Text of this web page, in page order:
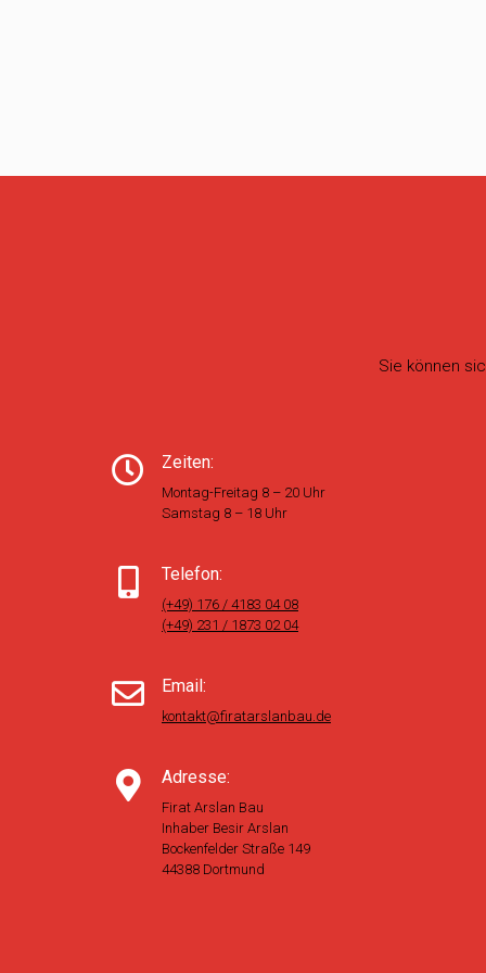
Sie können
Zeiten:
Montag-Freitag 8 – 20 Uhr
Samstag 8 – 18 Uhr
Telefon:
(+49) 176 / 4183 04 08
(+49) 231 / 1873 02 04
Email:
kontakt@firatarslanbau.de
Adresse:
Firat Arslan Bau
Inhaber Besir Arslan
Bockenfelder Straße 149
44388 Dortmund